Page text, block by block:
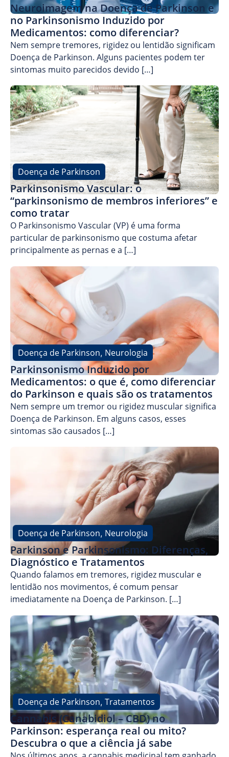
Neuroimagem na Doença de Parkinson e
no Parkinsonismo Induzido por
Medicamentos: como diferenciar?
Nem sempre tremores, rigidez ou lentidão significam
Doença de Parkinson. Alguns pacientes podem ter
sintomas muito parecidos devido […]
Doença de Parkinson
Parkinsonismo Vascular: o
“parkinsonismo de membros inferiores” e
como tratar
O Parkinsonismo Vascular (VP) é uma forma
particular de parkinsonismo que costuma afetar
principalmente as pernas e a […]
Doença de Parkinson, Neurologia
Parkinsonismo Induzido por
Medicamentos: o que é, como diferenciar
do Parkinson e quais são os tratamentos
Nem sempre um tremor ou rigidez muscular significa
Doença de Parkinson. Em alguns casos, esses
sintomas são causados […]
Doença de Parkinson, Neurologia
Parkinson e Parkinsonismo: Diferenças,
Diagnóstico e Tratamentos
Quando falamos em tremores, rigidez muscular e
lentidão nos movimentos, é comum pensar
imediatamente na Doença de Parkinson. […]
Doença de Parkinson, Tratamentos
Cannabis (Canabidiol – CBD) no
Parkinson: esperança real ou mito?
Descubra o que a ciência já sabe